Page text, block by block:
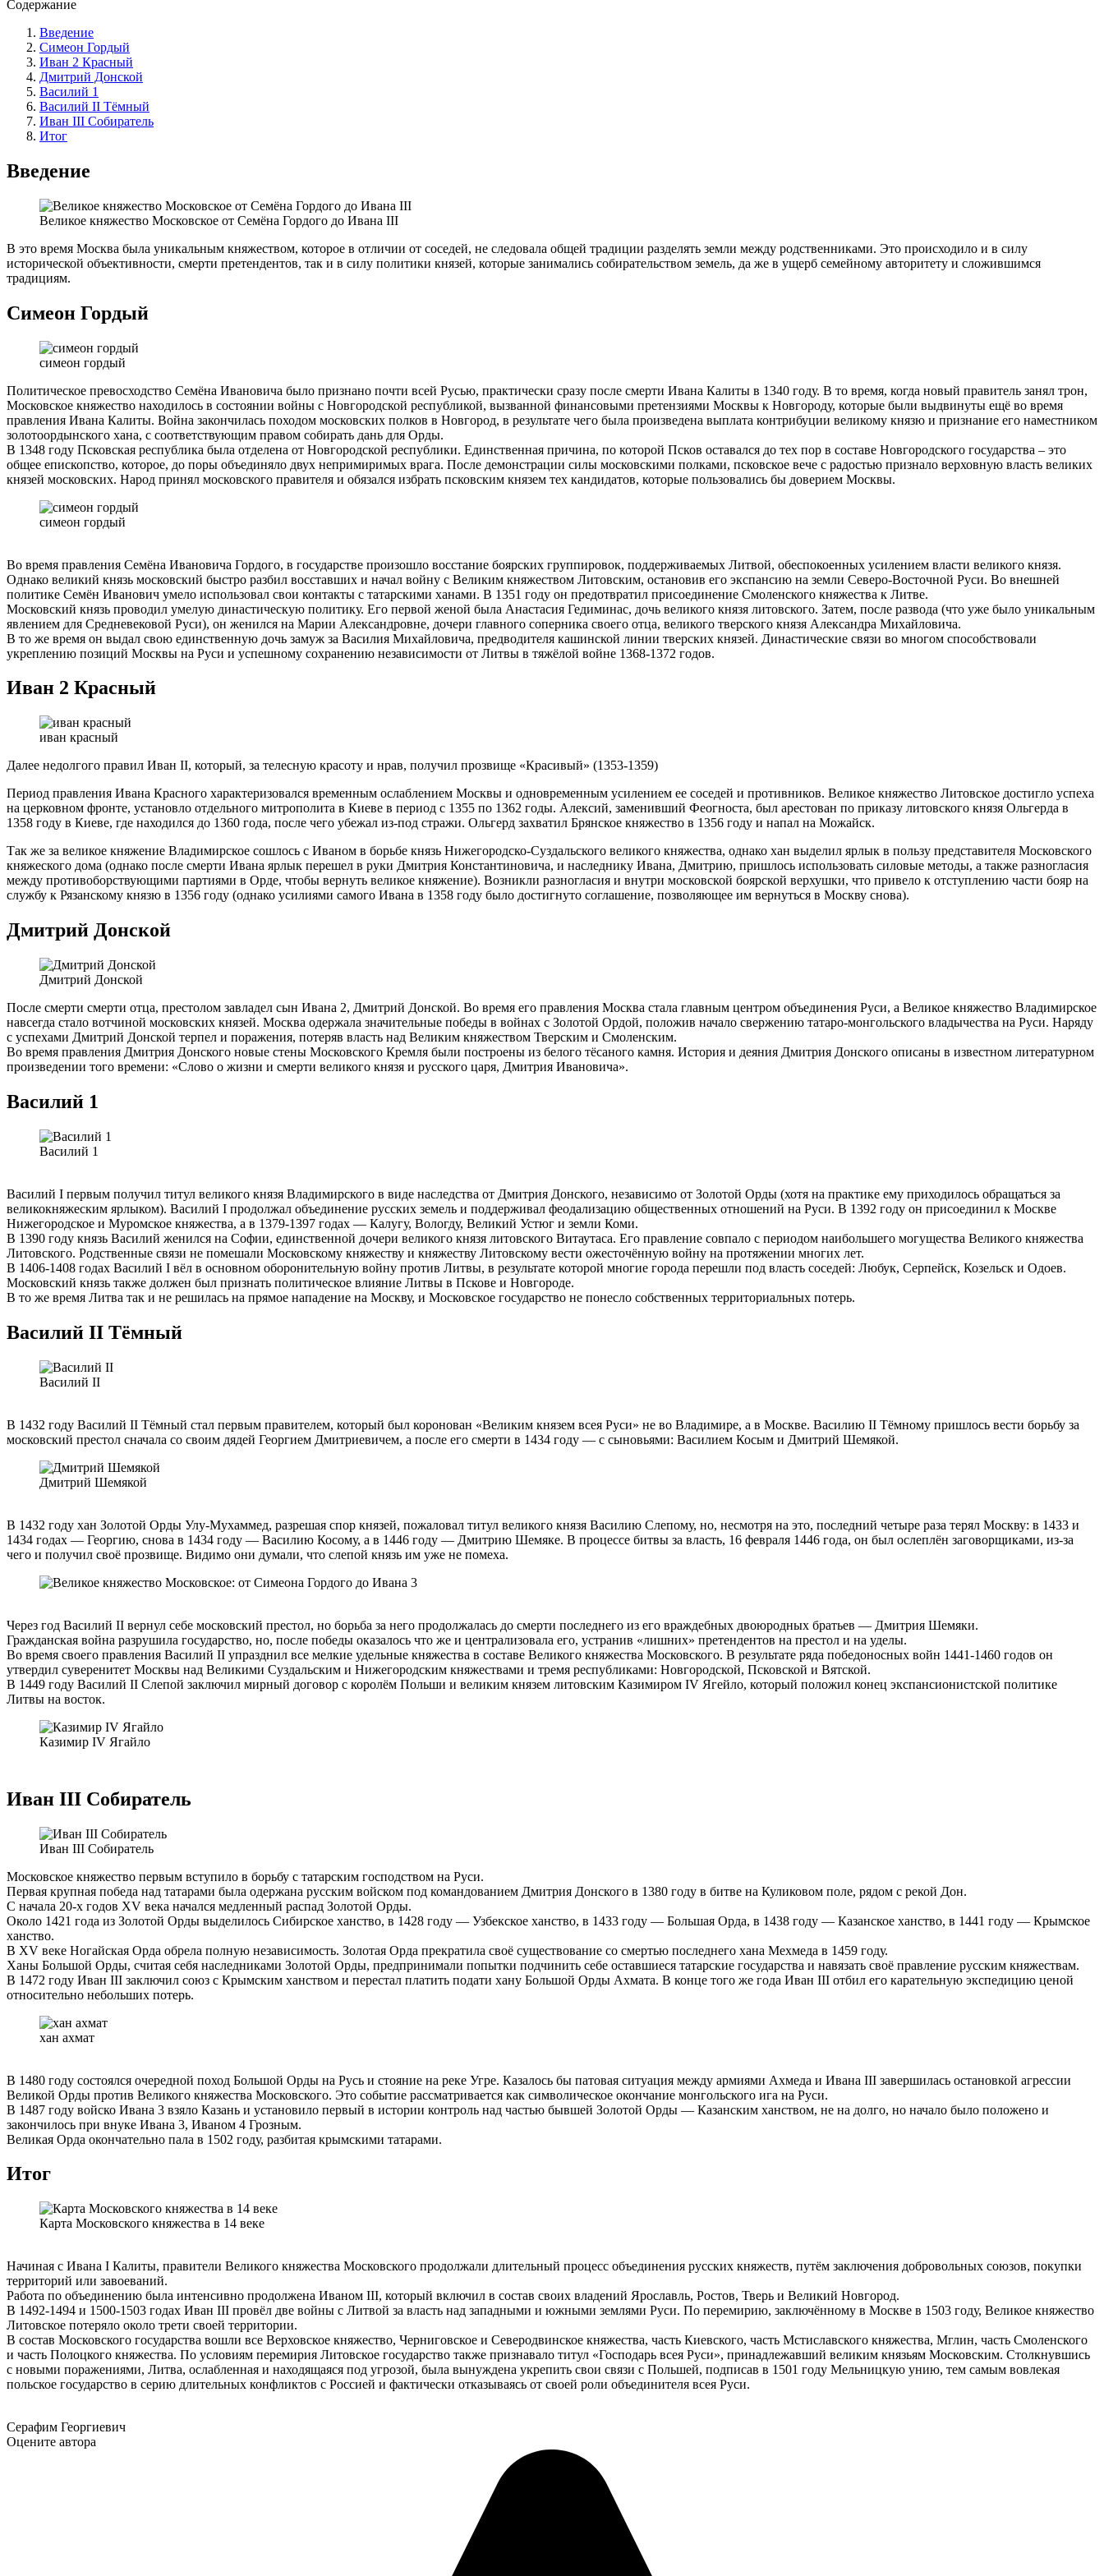
Содержание
Введение
Симеон Гордый
Иван 2 Красный
Дмитрий Донской
Василий 1
Василий II Тёмный
Иван III Собиратель
Итог
Введение
Великое княжество Московское от Семёна Гордого до Ивана III
В это время Москва была уникальным княжеством, которое в отличии от соседей, не следовала общей традиции разделять земли между родственниками. Это происходило и в силу
исторической объективности, смерти претендентов, так и в силу политики князей, которые занимались собирательством земель, да же в ущерб семейному авторитету и сложившимся
традициям.
Симеон Гордый
симеон гордый
Политическое превосходство Семёна Ивановича было признано почти всей Русью, практически сразу после смерти Ивана Калиты в 1340 году. В то время, когда новый правитель занял трон,
Московское княжество находилось в состоянии войны с Новгородской республикой, вызванной финансовыми претензиями Москвы к Новгороду, которые были выдвинуты ещё во время
правления Ивана Калиты. Война закончилась походом московских полков в Новгород, в результате чего была произведена выплата контрибуции великому князю и признание его наместником
золотоордынского хана, с соответствующим правом собирать дань для Орды.
В 1348 году Псковская республика была отделена от Новгородской республики. Единственная причина, по которой Псков оставался до тех пор в составе Новгородского государства – это
общее епископство, которое, до поры объединяло двух непримиримых врага. После демонстрации силы московскими полками, псковское вече с радостью признало верховную власть великих
князей московских. Народ принял московского правителя и обязался избрать псковским князем тех кандидатов, которые пользовались бы доверием Москвы.
симеон гордый
Во время правления Семёна Ивановича Гордого, в государстве произошло восстание боярских группировок, поддерживаемых Литвой, обеспокоенных усилением власти великого князя.
Однако великий князь московский быстро разбил восставших и начал войну с Великим княжеством Литовским, остановив его экспансию на земли Северо-Восточной Руси. Во внешней
политике Семён Иванович умело использовал свои контакты с татарскими ханами. В 1351 году он предотвратил присоединение Смоленского княжества к Литве.
Московский князь проводил умелую династическую политику. Его первой женой была Анастасия Гедиминас, дочь великого князя литовского. Затем, после развода (что уже было уникальным
явлением для Средневековой Руси), он женился на Марии Александровне, дочери главного соперника своего отца, великого тверского князя Александра Михайловича.
В то же время он выдал свою единственную дочь замуж за Василия Михайловича, предводителя кашинской линии тверских князей. Династические связи во многом способствовали
укреплению позиций Москвы на Руси и успешному сохранению независимости от Литвы в тяжёлой войне 1368-1372 годов.
Иван 2 Красный
иван красный
Далее недолгого правил Иван II, который, за телесную красоту и нрав, получил прозвище «Красивый» (1353-1359)
Период правления Ивана Красного характеризовался временным ослаблением Москвы и одновременным усилением ее соседей и противников. Великое княжество Литовское достигло успеха
на церковном фронте, установло отдельного митрополита в Киеве в период с 1355 по 1362 годы. Алексий, заменивший Феогноста, был арестован по приказу литовского князя Ольгерда в
1358 году в Киеве, где находился до 1360 года, после чего убежал из-под стражи. Ольгерд захватил Брянское княжество в 1356 году и напал на Можайск.
Так же за великое княжение Владимирское сошлось с Иваном в борьбе князь Нижегородско-Суздальского великого княжества, однако хан выделил ярлык в пользу представителя Московского
княжеского дома (однако после смерти Ивана ярлык перешел в руки Дмитрия Константиновича, и наследнику Ивана, Дмитрию, пришлось использовать силовые методы, а также разногласия
между противоборствующими партиями в Орде, чтобы вернуть великое княжение). Возникли разногласия и внутри московской боярской верхушки, что привело к отступлению части бояр на
службу к Рязанскому князю в 1356 году (однако усилиями самого Ивана в 1358 году было достигнуто соглашение, позволяющее им вернуться в Москву снова).
Дмитрий Донской
Дмитрий Донской
После смерти смерти отца, престолом завладел сын Ивана 2, Дмитрий Донской. Во время его правления Москва стала главным центром объединения Руси, а Великое княжество Владимирское
навсегда стало вотчиной московских князей. Москва одержала значительные победы в войнах с Золотой Ордой, положив начало свержению татаро-монгольского владычества на Руси. Наряду
с успехами Дмитрий Донской терпел и поражения, потеряв власть над Великим княжеством Тверским и Смоленским.
Во время правления Дмитрия Донского новые стены Московского Кремля были построены из белого тёсаного камня. История и деяния Дмитрия Донского описаны в известном литературном
произведении того времени: «Слово о жизни и смерти великого князя и русского царя, Дмитрия Ивановича».
Василий 1
Василий 1
Василий I первым получил титул великого князя Владимирского в виде наследства от Дмитрия Донского, независимо от Золотой Орды (хотя на практике ему приходилось обращаться за
великокняжеским ярлыком). Василий I продолжал объединение русских земель и поддерживал феодализацию общественных отношений на Руси. В 1392 году он присоединил к Москве
Нижегородское и Муромское княжества, а в 1379-1397 годах — Калугу, Вологду, Великий Устюг и земли Коми.
В 1390 году князь Василий женился на Софии, единственной дочери великого князя литовского Витаутаса. Его правление совпало с периодом наибольшего могущества Великого княжества
Литовского. Родственные связи не помешали Московскому княжеству и княжеству Литовскому вести ожесточённую войну на протяжении многих лет.
В 1406-1408 годах Василий I вёл в основном оборонительную войну против Литвы, в результате которой многие города перешли под власть соседей: Любук, Серпейск, Козельск и Одоев.
Московский князь также должен был признать политическое влияние Литвы в Пскове и Новгороде.
В то же время Литва так и не решилась на прямое нападение на Москву, и Московское государство не понесло собственных территориальных потерь.
Василий II Тёмный
Василий II
В 1432 году Василий II Тёмный стал первым правителем, который был коронован «Великим князем всея Руси» не во Владимире, а в Москве. Василию II Тёмному пришлось вести борьбу за
московский престол сначала со своим дядей Георгием Дмитриевичем, а после его смерти в 1434 году — с сыновьями: Василием Косым и Дмитрий Шемякой.
Дмитрий Шемякой
В 1432 году хан Золотой Орды Улу-Мухаммед, разрешая спор князей, пожаловал титул великого князя Василию Слепому, но, несмотря на это, последний четыре раза терял Москву: в 1433 и
1434 годах — Георгию, снова в 1434 году — Василию Косому, а в 1446 году — Дмитрию Шемяке. В процессе битвы за власть, 16 февраля 1446 года, он был ослеплён заговорщиками, из-за
чего и получил своё прозвище. Видимо они думали, что слепой князь им уже не помеха.
Через год Василий II вернул себе московский престол, но борьба за него продолжалась до смерти последнего из его враждебных двоюродных братьев — Дмитрия Шемяки.
Гражданская война разрушила государство, но, после победы оказалось что же и централизовала его, устранив «лишних» претендентов на престол и на уделы.
Во время своего правления Василий II упразднил все мелкие удельные княжества в составе Великого княжества Московского. В результате ряда победоносных войн 1441-1460 годов он
утвердил суверенитет Москвы над Великими Суздальским и Нижегородским княжествами и тремя республиками: Новгородской, Псковской и Вятской.
В 1449 году Василий II Слепой заключил мирный договор с королём Польши и великим князем литовским Казимиром IV Ягейло, который положил конец экспансионистской политике
Литвы на восток.
Казимир IV Ягайло
Иван III Собиратель
Иван III Собиратель
Московское княжество первым вступило в борьбу с татарским господством на Руси.
Первая крупная победа над татарами была одержана русским войском под командованием Дмитрия Донского в 1380 году в битве на Куликовом поле, рядом с рекой Дон.
С начала 20-х годов XV века начался медленный распад Золотой Орды.
Около 1421 года из Золотой Орды выделилось Сибирское ханство, в 1428 году — Узбекское ханство, в 1433 году — Большая Орда, в 1438 году — Казанское ханство, в 1441 году — Крымское
ханство.
В XV веке Ногайская Орда обрела полную независимость. Золотая Орда прекратила своё существование со смертью последнего хана Мехмеда в 1459 году.
Ханы Большой Орды, считая себя наследниками Золотой Орды, предпринимали попытки подчинить себе оставшиеся татарские государства и навязать своё правление русским княжествам.
В 1472 году Иван III заключил союз с Крымским ханством и перестал платить подати хану Большой Орды Ахмата. В конце того же года Иван III отбил его карательную экспедицию ценой
относительно небольших потерь.
хан ахмат
В 1480 году состоялся очередной поход Большой Орды на Русь и стояние на реке Угре. Казалось бы патовая ситуация между армиями Ахмеда и Ивана III завершилась остановкой агрессии
Великой Орды против Великого княжества Московского. Это событие рассматривается как символическое окончание монгольского ига на Руси.
В 1487 году войско Ивана 3 взяло Казань и установило первый в истории контроль над частью бывшей Золотой Орды — Казанским ханством, не на долго, но начало было положено и
закончилось при внуке Ивана 3, Иваном 4 Грозным.
Великая Орда окончательно пала в 1502 году, разбитая крымскими татарами.
Итог
Карта Московского княжества в 14 веке
Начиная с Ивана I Калиты, правители Великого княжества Московского продолжали длительный процесс объединения русских княжеств, путём заключения добровольных союзов, покупки
территорий или завоеваний.
Работа по объединению была интенсивно продолжена Иваном III, который включил в состав своих владений Ярославль, Ростов, Тверь и Великий Новгород.
В 1492-1494 и 1500-1503 годах Иван III провёл две войны с Литвой за власть над западными и южными землями Руси. По перемирию, заключённому в Москве в 1503 году, Великое княжество
Литовское потеряло около трети своей территории.
В состав Московского государства вошли все Верховское княжество, Черниговское и Северодвинское княжества, часть Киевского, часть Мстиславского княжества, Мглин, часть Смоленского
и часть Полоцкого княжества. По условиям перемирия Литовское государство также признавало титул «Господарь всея Руси», принадлежавший великим князьям Московским. Столкнувшись
с новыми поражениями, Литва, ослабленная и находящаяся под угрозой, была вынуждена укрепить свои связи с Польшей, подписав в 1501 году Мельницкую унию, тем самым вовлекая
польское государство в серию длительных конфликтов с Россией и фактически отказываясь от своей роли объединителя всея Руси.
Серафим Георгиевич
Оцените автора